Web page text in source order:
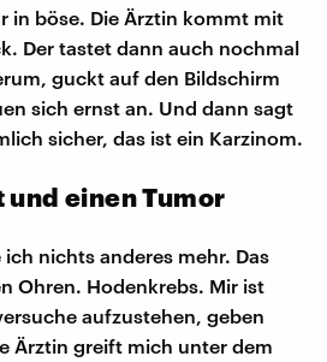
in böse. Die Ärztin kommt mit
Der tastet dann auch nochmal
guckt auf den Bildschirm
sich ernst an. Und dann sagt
sicher, das ist ein Karzinom.
einen Tumor
nichts anderes mehr. Das
Ohren. Hodenkrebs. Mir ist
aufzustehen, geben
Ärztin greift mich unter dem